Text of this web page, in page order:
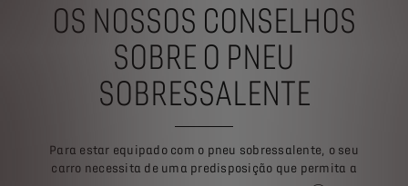
OS NOSSOS CONSELHOS
SOBRE O PNEU
SOBRESSALENTE
Para estar equipado com o pneu sobressalente, o seu
carro necessita de uma predisposição que permita a